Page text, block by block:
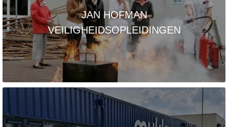
JAN HOFMAN
VEILIGHEIDSOPLEIDINGEN